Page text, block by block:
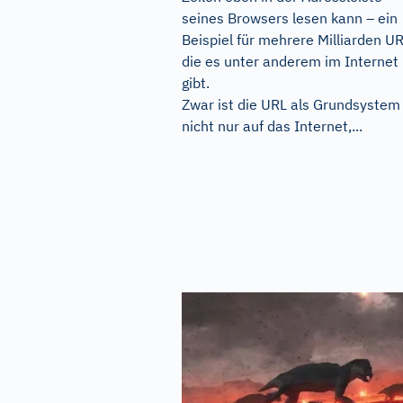
seines Browsers lesen kann – ein
Beispiel für mehrere Milliarden
die es unter anderem im Internet
gibt.
Zwar ist die URL als Grundsystem
nicht nur auf das Internet,...